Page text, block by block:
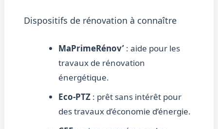
Dispositifs de rénovation à connaître
MaPrimeRénov’: aide pour les
travaux de rénovation
énergétique.
Eco-PTZ: prêt sans intérêt pour
des travaux d’économie d’énergie.